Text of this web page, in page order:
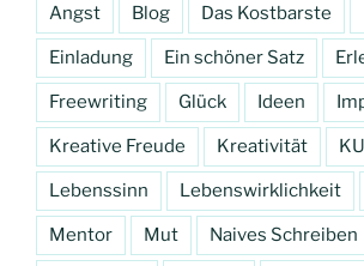
Angst Blog Das Kostbarste
Einladung Ein schöner Satz
Freewriting Glück Ideen
Kreative Freude Kreativität
Lebenssinn Lebenswirklichkeit
Mentor Mut Naives Schreiben